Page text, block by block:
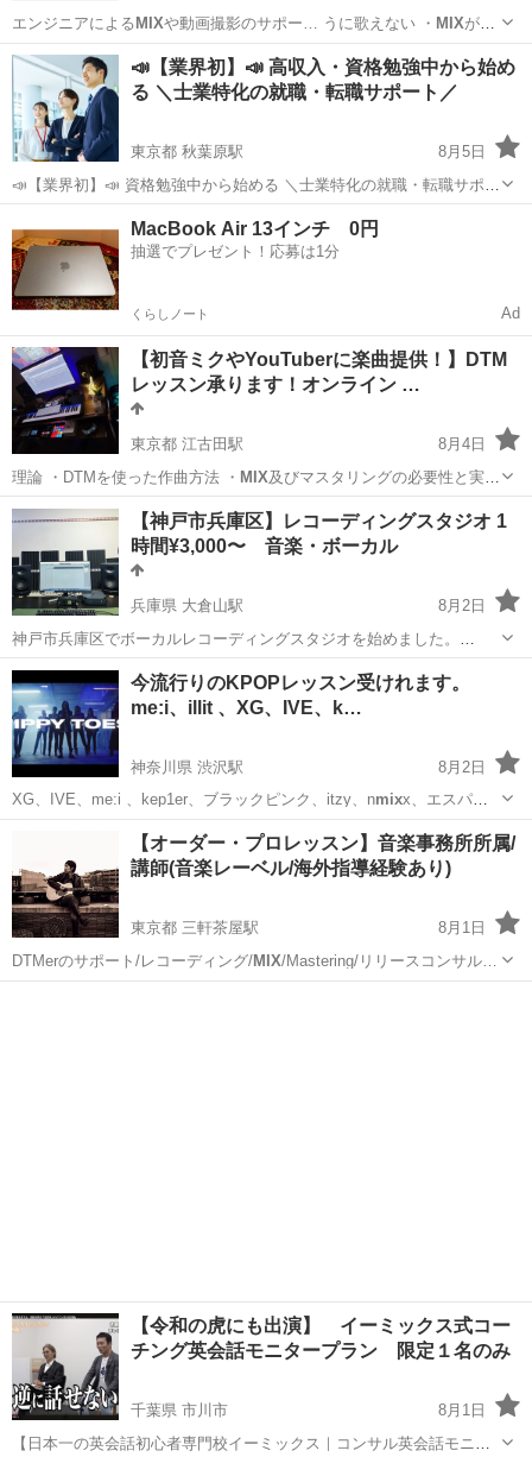
エンジニアによる MIXや動画撮影のサポー… うに歌えない ・ MIXが苦
手 ・もっと… / アニソン /MIX
福岡 福岡市 天神南駅 ボーカル MIX
📣【業界初】📣 高収入・資格勉強中から始め
る ＼士業特化の就職・転職サポート／
東京都 秋葉原駅
8月5日
📣【業界初】📣 資格勉強中から始める ＼士業特化の就職・転職サポー
ト／ ✅ 無料キャリア相談 ✅ 総額1万円割引クーポン配布中 「資格を
取ってから考える」では遅い！ 合格後すぐに好条件で働ける未来を、
今から準備し...
その他 オンライン
MacBook Air 13インチ 0円
抽選でプレゼント！応募は1分
くらしノート Ad
【初音ミクやYouTuberに楽曲提供！】DTM
レッスン承ります！オンライン …
東京都 江古田駅
8月4日
理論 ・DTMを使った作曲方法 ・ MIX及びマスタリングの必要性と実践
・ボ…
東京 練馬区 江古田駅 その他
【神戸市兵庫区】レコーディングスタジオ 1
時間¥3,000〜 音楽・ボーカル
兵庫県 大倉山駅
8月2日
神戸市兵庫区でボーカルレコーディングスタジオを始めました。
monitor：Kali Audio LP-6 V2 audio interface：MOTU M2 mic：AT2020
ラップ・歌ってみた・弾き...
兵庫 神戸市 大倉山駅 ラップ
今流行りのKPOPレッスン受けれます。
me:i、illit 、XG、IVE、k…
神奈川県 渋沢駅
8月2日
XG、IVE、me:i 、kep1er、ブラックピンク、itzy、nmixx、エスパ、
lisa、hwasa、twice、BTS、be firstなど 好きなアーティストの踊りが
習えて、踊れます。 体験料金1500...
渋沢駅 その他 KPOP
【オーダー・プロレッスン】音楽事務所所属/
講師(音楽レーベル/海外指導経験あり)
東京都 三軒茶屋駅
8月1日
DTMerのサポート/レコーディング/MIX/Mastering/リリースコンサル…
【令和の虎にも出演】 イーミックス式コー
チング英会話モニタープラン 限定１名のみ
千葉県 市川市
8月1日
【日本一の英会話初心者専門校イーミックス｜コンサル英会話モニタ